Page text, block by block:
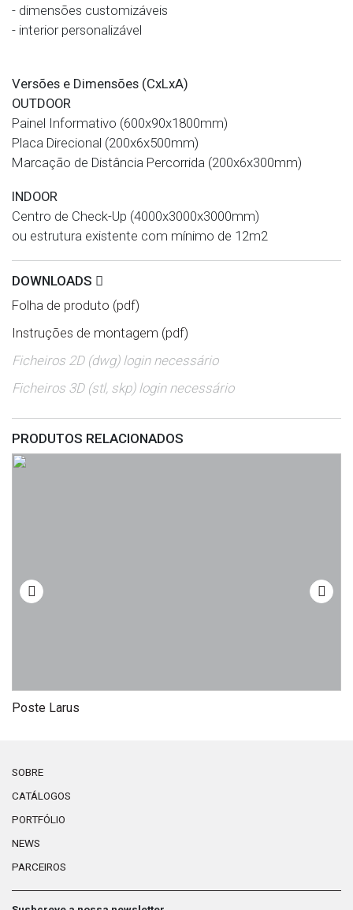
- dimensões customizáveis
- interior personalizável
Versões e Dimensões (CxLxA)
OUTDOOR
Painel Informativo (600x90x1800mm)
Placa Direcional (200x6x500mm)
Marcação de Distância Percorrida (200x6x300mm)
INDOOR
Centro de Check-Up (4000x3000x3000mm)
ou estrutura existente com mínimo de 12m2
DOWNLOADS
Folha de produto (pdf)
Instruções de montagem (pdf)
Ficheiros 2D (dwg) login necessário
Ficheiros 3D (stl, skp) login necessário
PRODUTOS RELACIONADOS
Poste Larus
SOBRE
CATÁLOGOS
PORTFÓLIO
NEWS
PARCEIROS